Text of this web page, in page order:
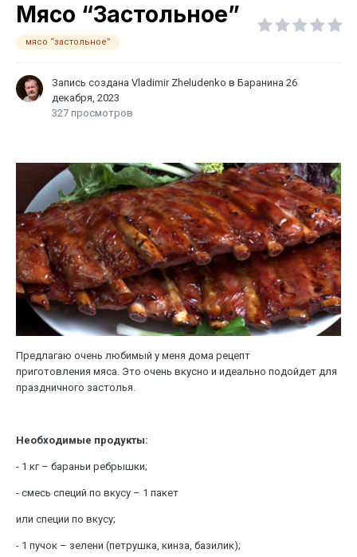
Мясо “Застольное”
мясо “застольное”
Запись создана Vladimir Zheludenko в Баранина 26
декабря, 2023
327 просмотров
Предлагаю очень любимый у меня дома рецепт
приготовления мяса. Это очень вкусно и идеально подойдет для
праздничного застолья.
Необходимые продукты:
- 1 кг – бараньи ребрышки;
- смесь специй по вкусу – 1 пакет
или специи по вкусу;
- 1 пучок – зелени (петрушка, кинза, базилик);